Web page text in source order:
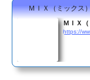
ＭＩＸ（ミックス
ＭＩＸ
https://